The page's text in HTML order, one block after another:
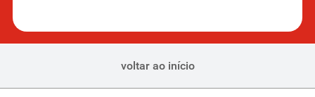
em comparação com os lanches industrializados
voltar ao início